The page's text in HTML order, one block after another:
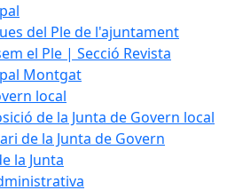
del Ple de l'ajuntament
el Ple | Secció Revista
Montgat
local
de la Junta de Govern local
de la Junta de Govern
la Junta